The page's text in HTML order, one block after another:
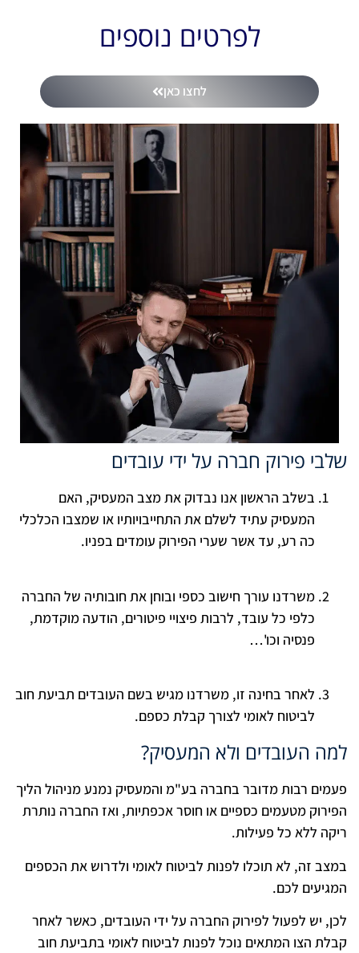
לפרטים נוספים
לחצו כאן
שלבי פירוק חברה על ידי עובדים
בשלב הראשון אנו נבדוק את מצב המעסיק, האם
המעסיק עתיד לשלם את התחייבויותיו או שמצבו הכלכלי
כה רע, עד אשר שערי הפירוק עומדים בפניו.
משרדנו עורך חישוב כספי ובוחן את חובותיה של החברה
כלפי כל עובד, לרבות פיצויי פיטורים, הודעה מוקדמת,
פנסיה וכו'…
לאחר בחינה זו, משרדנו מגיש בשם העובדים תביעת חוב
לביטוח לאומי לצורך קבלת כספם.
למה העובדים ולא המעסיק?
פעמים רבות מדובר בחברה בע"מ והמעסיק נמנע מניהול הליך
הפירוק מטעמים כספיים או חוסר אכפתיות, ואז החברה נותרת
ריקה ללא כל פעילות.
במצב זה, לא תוכלו לפנות לביטוח לאומי ולדרוש את הכספים
המגיעים לכם.
לכן, יש לפעול לפירוק החברה על ידי העובדים, כאשר לאחר
קבלת הצו המתאים נוכל לפנות לביטוח לאומי בתביעת חוב